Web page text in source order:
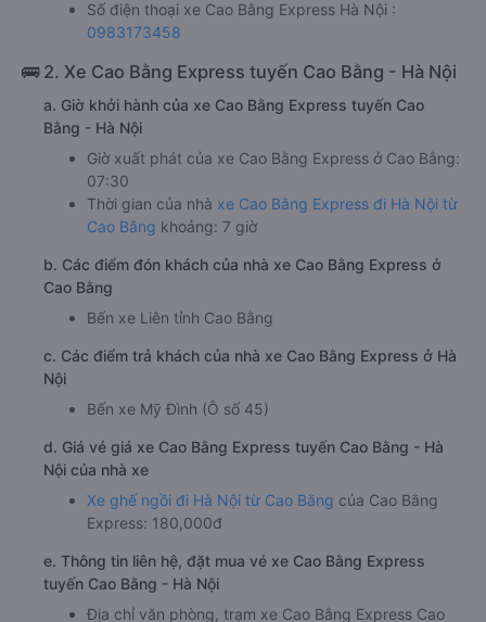
Số điện thoại xe Cao Bằng Express Hà Nội :
0983173458
🚌 2. Xe Cao Bằng Express tuyến Cao Bằng - Hà Nội
a. Giờ khởi hành của xe Cao Bằng Express tuyến Cao
Bằng - Hà Nội
Giờ xuất phát của xe Cao Bằng Express ở Cao Bằng:
07:30
Thời gian của nhà xe Cao Bằng Express đi Hà Nội từ
Cao Bằng khoảng: 7 giờ
b. Các điểm đón khách của nhà xe Cao Bằng Express ở
Cao Bằng
Bến xe Liên tỉnh Cao Bằng
c. Các điểm trả khách của nhà xe Cao Bằng Express ở Hà
Nội
Bến xe Mỹ Đình (Ô số 45)
d. Giá vé giá xe Cao Bằng Express tuyến Cao Bằng - Hà
Nội của nhà xe
Xe ghế ngồi đi Hà Nội từ Cao Bằng của Cao Bằng
Express: 180,000đ
e. Thông tin liên hệ, đặt mua vé xe Cao Bằng Express
tuyến Cao Bằng - Hà Nội
Địa chỉ văn phòng, trạm xe Cao Bằng Express Cao